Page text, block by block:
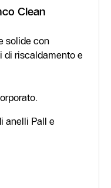
Clean
solide con
di riscaldamento e
anelli Pall e